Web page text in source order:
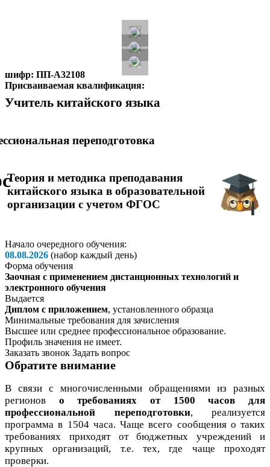
шифр: ПП-А32108
Присваиваемая квалификация:
Учитель китайского языка
переподготовка
Теория и методика преподавания
китайского языка в образовательной
организации с учетом ФГОС
Начало очередного обучения:
08.08.2026 (набор каждый день)
Форма обучения
Заочная с применением дистанционных технологий и
электронного обучения
Выдается
Диплом с приложением, установленного образца
Минимальные требования для зачисления
Высшее или среднее профессиональное образование.
Профиль значения не имеет.
Заказать звонок Задать вопрос
Обратите внимание
В связи с многочисленными обращениями из разных
регионов о требованиях от 1500 часов для
профессиональной переподготовки, реализуется
программа в 1504 часа. Чаще всего сообщения о таких
требованиях приходят от бюджетных учреждений и
крупных организаций, т.е. тех, где чаще проходят
проверки.